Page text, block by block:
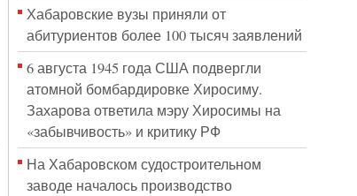
Хабаровские вузы приняли от
абитуриентов более 100 тысяч заявлений
6 августа 1945 года США подвергли
атомной бомбардировке Хиросиму.
Захарова ответила мэру Хиросимы на
«забывчивость» и критику РФ
На Хабаровском судостроительном
заводе началось производство